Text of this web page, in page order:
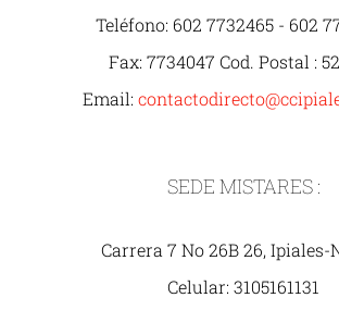
Teléfono: 602 7732465 - 602
Fax: 7734047 Cod. Postal :
Email:
SEDE MISTARES :
Carrera 7 No 26B 26, Ipiales-
Celular: 3105161131